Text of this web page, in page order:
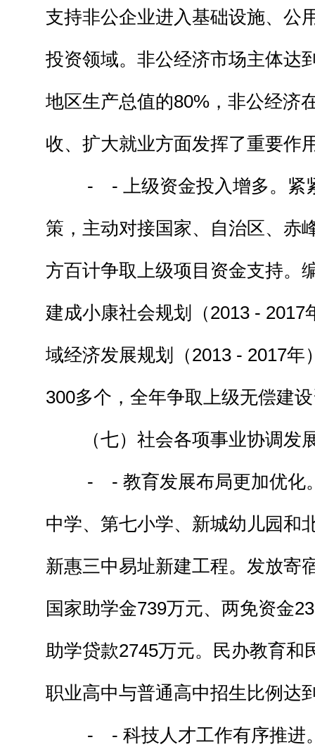
支持非公企业进入基础设施、公
投资领域。非公经济市场主体达
地区生产总值的80%，非公经济
收、扩大就业方面发挥了重要作
- - 上级资金投入增多。紧紧
策，主动对接国家、自治区、赤
方百计争取上级项目资金支持。
建成小康社会规划（2013 - 2017
域经济发展规划（2013 - 2017年
300多个，全年争取上级无偿建
（七）社会各项事业协调发
- - 教育发展布局更加优化。
中学、第七小学、新城幼儿园和
新惠三中易址新建工程。发放寄
国家助学金739万元、两免资金
助学贷款2745万元。民办教育和
职业高中与普通高中招生比例达
- - 科技人才工作有序推进。